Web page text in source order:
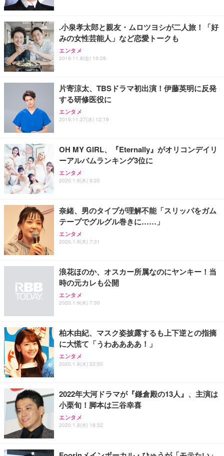
.小泉孝太郎と親友・ムロツヨシが二人旅！「好
みの女性芸能人」など恋愛トークも
エンタメ
2019.11.8(金) 13:28
片寄涼太、TBSドラマ初出演！伊藤英明に反発
する研修医役に
エンタメ
2019.11.27(水) 12:19
OH MY GIRL、『Eternally』がオリコンデイリ
ーアルバムランキング3位に
エンタメ
2020.1.9(木) 9:20
奈緒、男のタイプが理解不能「スリッパをガム
テープでグルグル巻きに……」
エンタメ
2020.1.9(木) 7:31
浪花ほのか、オスカー所属なのにヤンキー！当
時の元カレも公開
エンタメ
2020.1.9(木) 7:30
柏木由紀、マスク姿披露するも上下逆との指摘
に大慌て「うわああああ！」
エンタメ
2020.1.8(水) 22:50
2022年大河ドラマが『鎌倉殿の13人』、主演は
小栗旬！脚本は三谷幸喜
エンタメ
2020.1.8(水) 18:32